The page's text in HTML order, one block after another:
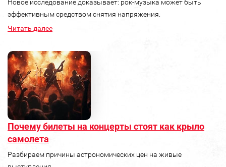
Новое исследование доказывает: рок‑музыка может быть
эффективным средством снятия напряжения.
Читать далее
Почему билеты на концерты стоят как крыло
самолета
Разбираем причины астрономических цен на живые